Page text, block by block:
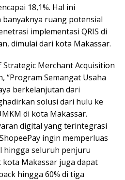
18,1%. Hal ini
ruang potensial
implementasi QRIS di
dimulai dari kota Makassar.
Strategic Merchant Acquisition
“Program Semangat Usaha
berkelanjutan dari
solusi dari hulu ke
di kota Makassar.
digital yang terintegrasi
ingin memperluas
hingga seluruh penjuru
Makassar juga dapat
hingga 60% di tiga